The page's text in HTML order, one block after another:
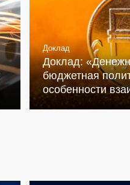
Доклад
Доклад:
бюджетная
особенности